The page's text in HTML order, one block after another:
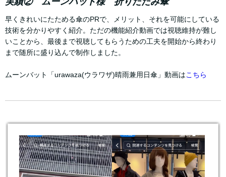
早くきれいにたためる傘のPRで、メリット、それを可能にしている
技術を分かりやすく紹介。ただの機能紹介動画では視聴維持が難し
いことから、最後まで視聴してもらうための工夫を開始から終わり
まで随所に盛り込んで制作しました。
ムーンバット「urawaza(ウラワザ)晴雨兼用日傘」動画はこちら